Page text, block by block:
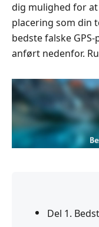
dig mulighed for
placering som din
bedste falske
anført nedenfor.
Del 1.